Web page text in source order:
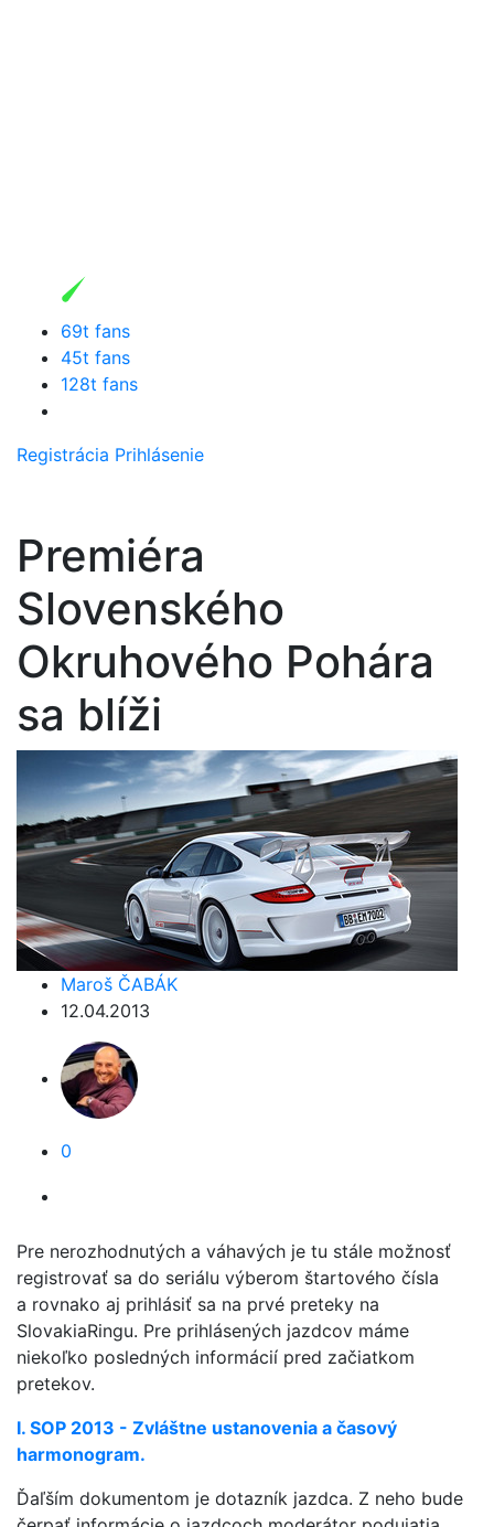
69t fans
45t fans
128t fans
Registrácia Prihlásenie
Premiéra
Slovenského
Okruhového Pohára
sa blíži
Maroš ČABÁK
12.04.2013
0
Pre nerozhodnutých a váhavých je tu stále možnosť
registrovať sa do seriálu výberom štartového čísla
a rovnako aj prihlásiť sa na prvé preteky na
SlovakiaRingu. Pre prihlásených jazdcov máme
niekoľko posledných informácií pred začiatkom
pretekov.
I. SOP 2013 - Zvláštne ustanovenia a časový
harmonogram.
Ďaľším dokumentom je dotazník jazdca. Z neho bude